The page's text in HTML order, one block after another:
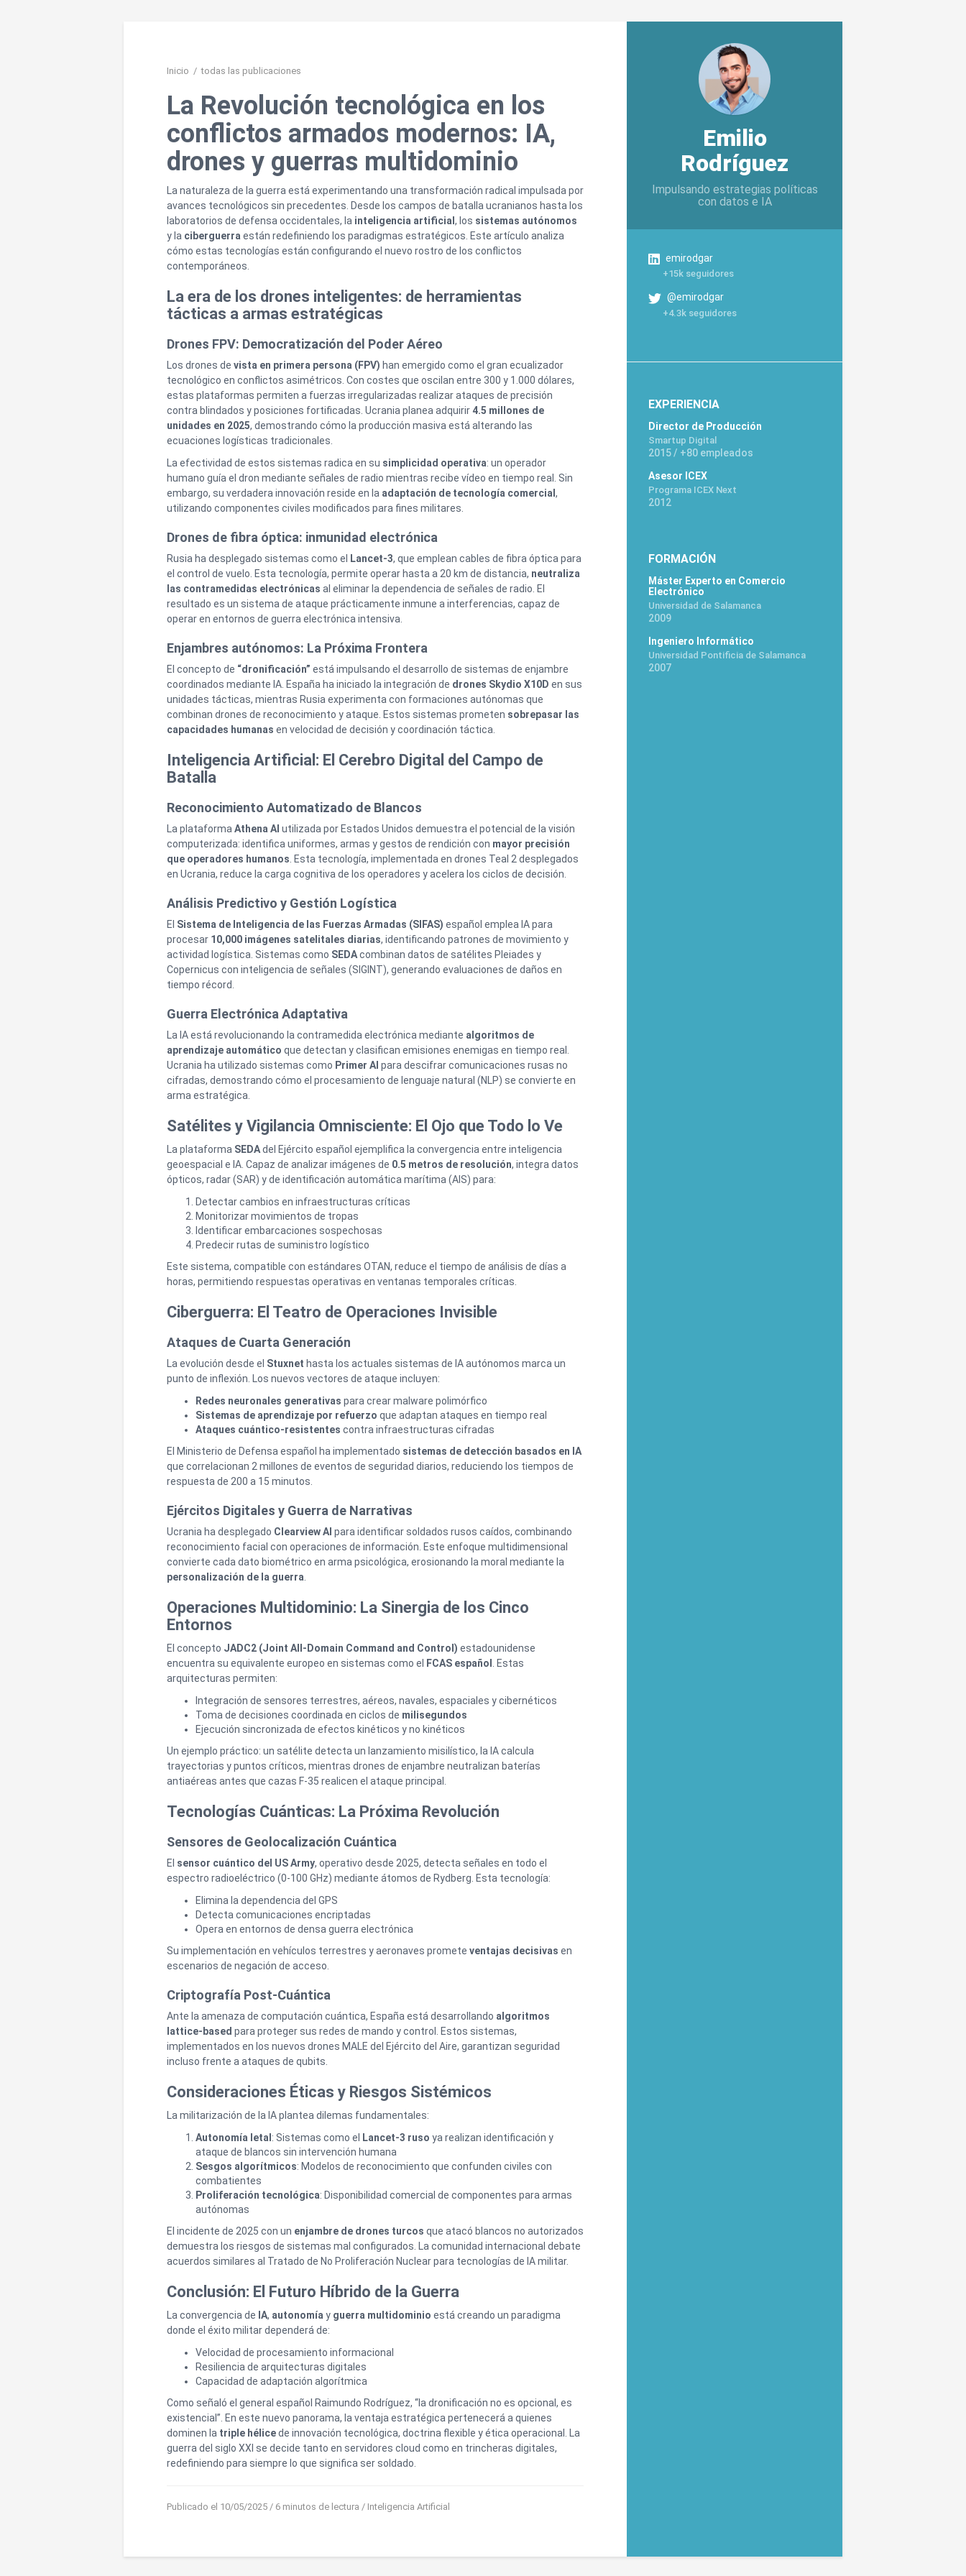
Inicio / todas las publicaciones
La Revolución tecnológica en los
conflictos armados modernos: IA,
drones y guerras multidominio
La naturaleza de la guerra está experimentando una transformación radical impulsada por
avances tecnológicos sin precedentes. Desde los campos de batalla ucranianos hasta los
laboratorios de defensa occidentales, la inteligencia artificial , los sistemas autónomos
y la ciberguerra están redefiniendo los paradigmas estratégicos. Este artículo analiza
cómo estas tecnologías están configurando el nuevo rostro de los conflictos
contemporáneos.
La era de los drones inteligentes: de herramientas
tácticas a armas estratégicas
Drones FPV: Democratización del Poder Aéreo
Los drones de vista en primera persona (FPV) han emergido como el gran ecualizador
tecnológico en conflictos asimétricos. Con costes que oscilan entre 300 y 1.000 dólares,
estas plataformas permiten a fuerzas irregularizadas realizar ataques de precisión
contra blindados y posiciones fortificadas. Ucrania planea adquirir 4.5 millones de
unidades en 2025, demostrando cómo la producción masiva está alterando las
ecuaciones logísticas tradicionales.
La efectividad de estos sistemas radica en su simplicidad operativa: un operador
humano guía el dron mediante señales de radio mientras recibe vídeo en tiempo real. Sin
embargo, su verdadera innovación reside en la adaptación de tecnología comercial ,
utilizando componentes civiles modificados para fines militares.
Drones de fibra óptica: inmunidad electrónica
Rusia ha desplegado sistemas como el Lancet-3, que emplean cables de fibra óptica para
el control de vuelo. Esta tecnología, permite operar hasta a 20 km de distancia, neutraliza
las contramedidas electrónicas al eliminar la dependencia de señales de radio. El
resultado es un sistema de ataque prácticamente inmune a interferencias, capaz de
operar en entornos de guerra electrónica intensiva.
Enjambres autónomos: La Próxima Frontera
El concepto de “dronificación” está impulsando el desarrollo de sistemas de enjambre
coordinados mediante IA. España ha iniciado la integración de drones Skydio X10D en sus
unidades tácticas, mientras Rusia experimenta con formaciones autónomas que
combinan drones de reconocimiento y ataque. Estos sistemas prometen sobrepasar las
capacidades humanas en velocidad de decisión y coordinación táctica.
Inteligencia Artificial: El Cerebro Digital del Campo de
Batalla
Reconocimiento Automatizado de Blancos
La plataforma Athena AI utilizada por Estados Unidos demuestra el potencial de la visión
computerizada: identifica uniformes, armas y gestos de rendición con mayor precisión
que operadores humanos . Esta tecnología, implementada en drones Teal 2 desplegados
en Ucrania, reduce la carga cognitiva de los operadores y acelera los ciclos de decisión.
Análisis Predictivo y Gestión Logística
El Sistema de Inteligencia de las Fuerzas Armadas (SIFAS) español emplea IA para
procesar 10,000 imágenes satelitales diarias, identificando patrones de movimiento y
actividad logística. Sistemas como SEDAcombinan datos de satélites Pleiades y
Copernicus con inteligencia de señales (SIGINT), generando evaluaciones de daños en
tiempo récord.
Guerra Electrónica Adaptativa
La IA está revolucionando la contramedida electrónica mediante algoritmos de
aprendizaje automático que detectan y clasifican emisiones enemigas en tiempo real.
Ucrania ha utilizado sistemas como Primer AI para descifrar comunicaciones rusas no
cifradas, demostrando cómo el procesamiento de lenguaje natural (NLP) se convierte en
arma estratégica.
Satélites y Vigilancia Omnisciente: El Ojo que Todo lo Ve
La plataforma SEDAdel Ejército español ejemplifica la convergencia entre inteligencia
geoespacial e IA. Capaz de analizar imágenes de 0.5 metros de resolución, integra datos
ópticos, radar (SAR) y de identificación automática marítima (AIS) para:
Detectar cambios en infraestructuras críticas
Monitorizar movimientos de tropas
Identificar embarcaciones sospechosas
Predecir rutas de suministro logístico
Este sistema, compatible con estándares OTAN, reduce el tiempo de análisis de días a
horas, permitiendo respuestas operativas en ventanas temporales críticas.
Ciberguerra: El Teatro de Operaciones Invisible
Ataques de Cuarta Generación
La evolución desde el Stuxnet hasta los actuales sistemas de IA autónomos marca un
punto de inflexión. Los nuevos vectores de ataque incluyen:
Redes neuronales generativas para crear malware polimórfico
Sistemas de aprendizaje por refuerzo que adaptan ataques en tiempo real
Ataques cuántico-resistentes contra infraestructuras cifradas
El Ministerio de Defensa español ha implementado sistemas de detección basados en IA
que correlacionan 2 millones de eventos de seguridad diarios, reduciendo los tiempos de
respuesta de 200 a 15 minutos.
Ejércitos Digitales y Guerra de Narrativas
Ucrania ha desplegado Clearview AI para identificar soldados rusos caídos, combinando
reconocimiento facial con operaciones de información. Este enfoque multidimensional
convierte cada dato biométrico en arma psicológica, erosionando la moral mediante la
personalización de la guerra
Operaciones Multidominio: La Sinergia de los Cinco
Entornos
El concepto JADC2 (Joint All-Domain Command and Control) estadounidense
encuentra su equivalente europeo en sistemas como el
FCAS español
. Estas
arquitecturas permiten:
Integración de sensores terrestres, aéreos, navales, espaciales y cibernéticos
Toma de decisiones coordinada en ciclos de milisegundos
Ejecución sincronizada de efectos kinéticos y no kinéticos
Un ejemplo práctico: un satélite detecta un lanzamiento misilístico, la IA calcula
trayectorias y puntos críticos, mientras drones de enjambre neutralizan baterías
antiaéreas antes que cazas F-35 realicen el ataque principal.
Tecnologías Cuánticas: La Próxima Revolución
Sensores de Geolocalización Cuántica
El sensor cuántico del US Army, operativo desde 2025, detecta señales en todo el
espectro radioeléctrico (0-100 GHz) mediante átomos de Rydberg. Esta tecnología:
Elimina la dependencia del GPS
Detecta comunicaciones encriptadas
Opera en entornos de densa guerra electrónica
Su implementación en vehículos terrestres y aeronaves promete ventajas decisivas en
escenarios de negación de acceso.
Criptografía Post-Cuántica
Ante la amenaza de computación cuántica, España está desarrollando algoritmos
lattice-based para proteger sus redes de mando y control. Estos sistemas,
implementados en los nuevos drones MALE del Ejército del Aire, garantizan seguridad
incluso frente a ataques de qubits.
Consideraciones Éticas y Riesgos Sistémicos
La militarización de la IA plantea dilemas fundamentales:
Autonomía letal : Sistemas como el Lancet-3 ruso ya realizan identificación y
ataque de blancos sin intervención humana
Sesgos algorítmicos: Modelos de reconocimiento que confunden civiles con
combatientes
Proliferación tecnológica: Disponibilidad comercial de componentes para armas
autónomas
El incidente de 2025 con un enjambre de drones turcos que atacó blancos no autorizados
demuestra los riesgos de sistemas mal configurados. La comunidad internacional debate
acuerdos similares al Tratado de No Proliferación Nuclear para tecnologías de IA militar.
Conclusión: El Futuro Híbrido de la Guerra
La convergencia de IA, autonomía y guerra multidominio está creando un paradigma
donde el éxito militar dependerá de:
Velocidad de procesamiento informacional
Resiliencia de arquitecturas digitales
Capacidad de adaptación algorítmica
Como señaló el general español Raimundo Rodríguez, “la dronificación no es opcional, es
existencial”. En este nuevo panorama, la ventaja estratégica pertenecerá a quienes
dominen la triple hélicede innovación tecnológica, doctrina flexible y ética operacional. La
guerra del siglo XXI se decide tanto en servidores cloud como en trincheras digitales,
redefiniendo para siempre lo que significa ser soldado.
Publicado el 10/05/2025 / 6 minutos de lectura / Inteligencia Artificial
Emilio
Rodríguez
Impulsando estrategias políticas
con datos e IA
emirodgar
+15k seguidores
@emirodgar
+4.3k seguidores
EXPERIENCIA
Director de Producción
Smartup Digital
2015 / +80 empleados
Asesor ICEX
Programa ICEX Next
2012
FORMACIÓN
Máster Experto en Comercio
Electrónico
Universidad de Salamanca
2009
Ingeniero Informático
Universidad Pontificia de Salamanca
2007